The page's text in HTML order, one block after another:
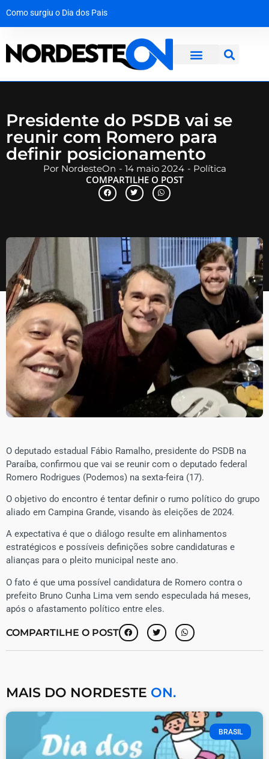
Como surgiu o Dia dos Pais
Presidente do PSDB vai se
reunir com Romero para
definir posicionamento
PorNordesteOn - 14 maio 2024 - Política
COMPARTILHE O POST
O deputado estadual Fábio Ramalho, presidente do PSDB na
Paraíba, confirmou que vai se reunir com o deputado federal
Romero Rodrigues (Podemos) na sexta-feira (17).
O objetivo do encontro é tentar definir o rumo político do grupo
aliado em Campina Grande, visando às eleições de 2024.
A expectativa é que o diálogo resulte em alinhamentos
estratégicos e possíveis definições sobre candidaturas e
alianças para o pleito municipal neste ano.
O fato é que uma possível candidatura de Romero contra o
prefeito Bruno Cunha Lima vem sendo especulada há meses,
após o afastamento político entre eles.
COMPARTILHE O POST
MAIS DO NORDESTE ON.
BRASIL